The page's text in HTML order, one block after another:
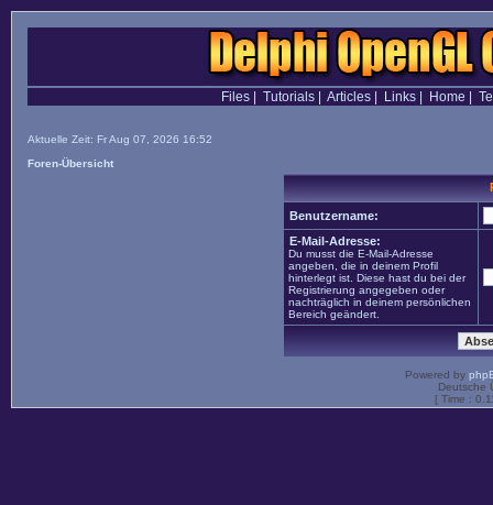
Files| Tutorials| Articles| Links| Home
Aktuelle Zeit: Fr Aug 07, 2026 16:52
Foren-Übersicht
Benutzername:
E-Mail-Adresse:
Du musst die E-Mail-Adresse
angeben, die in deinem Profil
hinterlegt ist. Diese hast du bei der
Registrierung angegeben oder
nachträglich in deinem persönlichen
Bereich geändert.
Powered by
Deutsche
[ Time :